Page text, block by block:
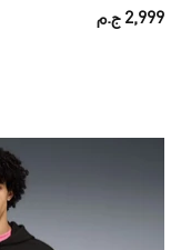
2,999 ج.م